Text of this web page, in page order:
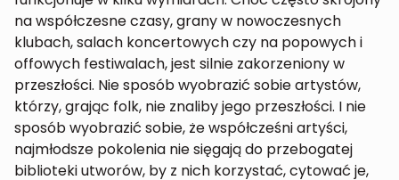
na współczesne czasy, grany w nowoczesnych
klubach, salach koncertowych czy na popowych i
offowych festiwalach, jest silnie zakorzeniony w
przeszłości. Nie sposób wyobrazić sobie artystów,
którzy, grając folk, nie znaliby jego przeszłości. I nie
sposób wyobrazić sobie, że współcześni artyści,
najmłodsze pokolenia nie sięgają do przebogatej
biblioteki utworów, by z nich korzystać, cytować je,